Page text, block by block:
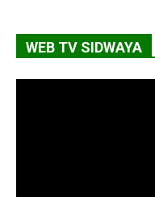
WEB TV SIDWAYA